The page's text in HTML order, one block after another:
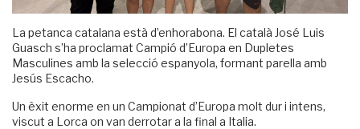
La petanca catalana està d’enhorabona. El català José Luis
Guasch s’ha proclamat Campió d’Europa en Dupletes
Masculines amb la selecció espanyola, formant parella amb
Jesús Escacho.
Un èxit enorme en un Campionat d’Europa molt dur i intens,
viscut a Lorca on van derrotar a la final a Italia.